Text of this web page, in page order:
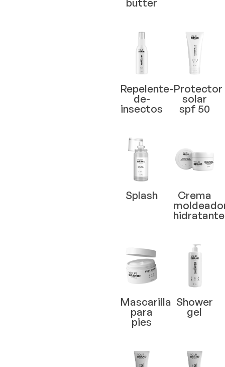
Repelente-
de-
insectos
Protector
solar
spf 50
Splash Crema
hidratante
Mascarilla
para
pies
Shower
gel